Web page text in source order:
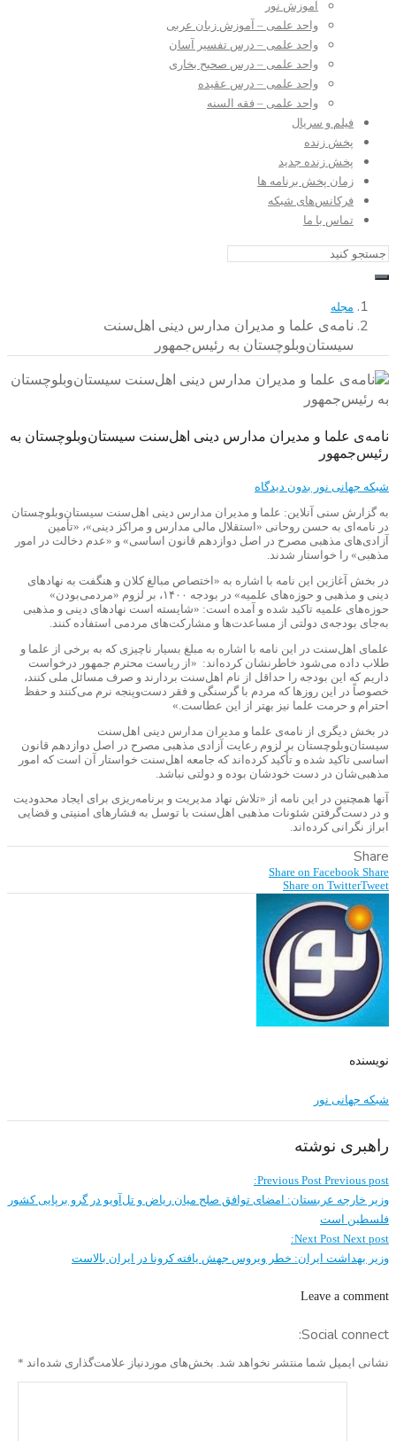
آموزش نور
واحد علمی – آموزش زبان عربی
واحد علمی – درس تفسیر آسان
واحد علمی – درس صحیح بخاری
واحد علمی – درس عقیده
واحد علمی – فقه السنه
فیلم و سریال
پخش زنده
پخش زنده جدید
زمان پخش برنامه ها
فرکانس‌های شبکه
تماس با ما
مجله
نامه‌ی علما و مدیران مدارس دینی اهل‌سنت
سیستان‌وبلوچستان به رئیس‌جمهور
نامه‌ی علما و مدیران مدارس دینی اهل‌سنت سیستان‌وبلوچستان به
رئیس‌جمهور
شبکه جهانی نور بدون دیدگاه
به گزارش سنی آنلاین: علما و مدیران مدارس دینی اهل‌سنت سیستان‌وبلوچستان
در نامه‌ای به حسن روحانی «استقلال مالی مدارس و مراکز دینی»، «تأمین
آزادی‌های مذهبی مصرح در اصل دوازدهم قانون اساسی» و «عدم دخالت در امور
مذهبی» را خواستار شدند.
در بخش آغازین این نامه با اشاره به «اختصاص مبالغ کلان و هنگفت به نهادهای
دینی و مذهبی و حوزه‌های علمیه» در بودجه ۱۴۰۰، بر لزوم «مردمی‌بودن»
حوزه‌های علمیه تاکید شده و آمده است: «شایسته است نهادهای دینی و مذهبی
به‌جای بودجه‌ی دولتی از مساعدت‌ها و مشارکت‌های مردمی استفاده کنند.
علمای اهل‌سنت در این نامه با اشاره به مبلغ بسیار ناچیزی که به برخی از علما و
طلاب داده می‌شود خاطرنشان کرده‌اند: «از ریاست محترم جمهور درخواست
داریم که این بودجه را حداقل از نام اهل‌سنت بردارند و صرف مسائل ملی کنند،
خصوصاً در این روزها که مردم با گرسنگی و فقر دست‌وپنجه نرم می‌کنند و حفظ
احترام و حرمت علما نیز بهتر از این عطاست.»
در بخش دیگری از نامه‌ی علما و مدیران مدارس دینی اهل‌سنت
سیستان‌وبلوچستان بر لزوم رعایت آزادی مذهبی مصرح در اصل دوازدهم قانون
اساسی تاکید شده و تأکید کرده‌اند که جامعه اهل‌سنت خواستار آن است که امور
مذهبی‌شان در دست خودشان بوده و دولتی نباشد.
آنها همچنین در این نامه از «تلاش نهاد مدیریت و برنامه‌ریزی برای ایجاد محدودیت
و در دست‌گرفتن شئونات مذهبی اهل‌سنت با توسل به فشارهای امنیتی و قضایی
ابراز نگرانی کرده‌اند.
Share
Share on Facebook Share
Share on TwitterTweet
نویسنده
شبکه جهانی نور
راهبری نوشته
Previous Post Previous post:
وزیر خارجه عربستان: امضای توافق صلح میان ریاض و تل‌آویو در گرو برپایی کشور
فلسطین است
Next Post Next post:
وزیر بهداشت ایران: خطر ویروس جهش یافته کرونا در ایران بالاست
Leave a comment
Social connect:
نشانی ایمیل شما منتشر نخواهد شد. بخش‌های موردنیاز علامت‌گذاری شده‌اند *